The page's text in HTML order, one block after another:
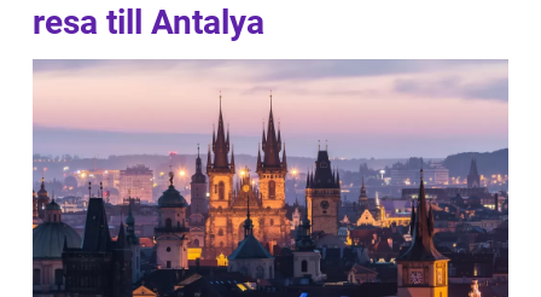
resa till Antalya